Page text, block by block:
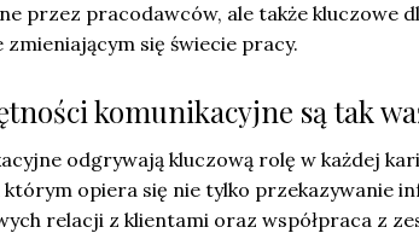
przez pracodawców, ale także kluczowe
się świecie pracy.
komunikacyjne są tak
odgrywają kluczową rolę w każdej
opiera się nie tylko przekazywanie
relacji z klientami oraz współpraca z